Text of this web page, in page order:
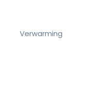
Verwarming